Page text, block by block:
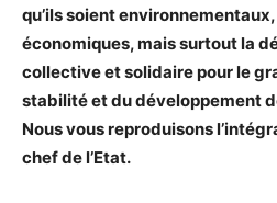
qu’ils soient
économiques, mais surtout la
collective et solidaire pour le
stabilité et du développement
Nous vous reproduisons
chef de l’Etat.